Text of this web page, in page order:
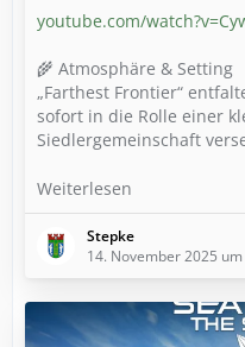
youtube.com/
🌾 Atmosphäre & Setting
„Farthest Frontier“
sofort in die Rolle einer
Siedlergemeinschaft
Weiterlesen
Stepke
14. November 2025